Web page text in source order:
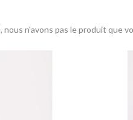
n'avons pas le produit que